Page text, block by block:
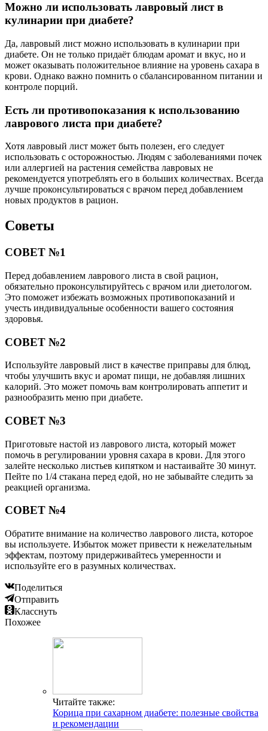
Можно ли использовать лавровый лист в
кулинарии при диабете?
Да, лавровый лист можно использовать в кулинарии при
диабете. Он не только придаёт блюдам аромат и вкус, но и
может оказывать положительное влияние на уровень сахара в
крови. Однако важно помнить о сбалансированном питании и
контроле порций.
Есть ли противопоказания к использованию
лаврового листа при диабете?
Хотя лавровый лист может быть полезен, его следует
использовать с осторожностью. Людям с заболеваниями почек
или аллергией на растения семейства лавровых не
рекомендуется употреблять его в больших количествах. Всегда
лучше проконсультироваться с врачом перед добавлением
новых продуктов в рацион.
Советы
СОВЕТ №1
Перед добавлением лаврового листа в свой рацион,
обязательно проконсультируйтесь с врачом или диетологом.
Это поможет избежать возможных противопоказаний и
учесть индивидуальные особенности вашего состояния
здоровья.
СОВЕТ №2
Используйте лавровый лист в качестве приправы для блюд,
чтобы улучшить вкус и аромат пищи, не добавляя лишних
калорий. Это может помочь вам контролировать аппетит и
разнообразить меню при диабете.
СОВЕТ №3
Приготовьте настой из лаврового листа, который может
помочь в регулировании уровня сахара в крови. Для этого
залейте несколько листьев кипятком и настаивайте 30 минут.
Пейте по 1/4 стакана перед едой, но не забывайте следить за
реакцией организма.
СОВЕТ №4
Обратите внимание на количество лаврового листа, которое
вы используете. Избыток может привести к нежелательным
эффектам, поэтому придерживайтесь умеренности и
используйте его в разумных количествах.
Поделиться
Отправить
Класснуть
Похожее
Читайте также:
Корица при сахарном диабете: полезные свойства
и рекомендации